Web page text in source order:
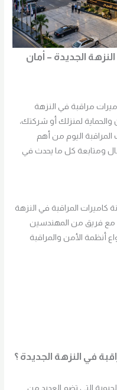
الجديدة – أمان
مراقبة في النزهة
لمنزلك أو شركتك،
اليوم من أهم
ومتابعة كل ما يحدث في
المراقبة في النزهة
مع فريق من المهندسين
أنظمة الأمن والمراقبة
في النزهة الجديدة ؟
التي تضم العديد من